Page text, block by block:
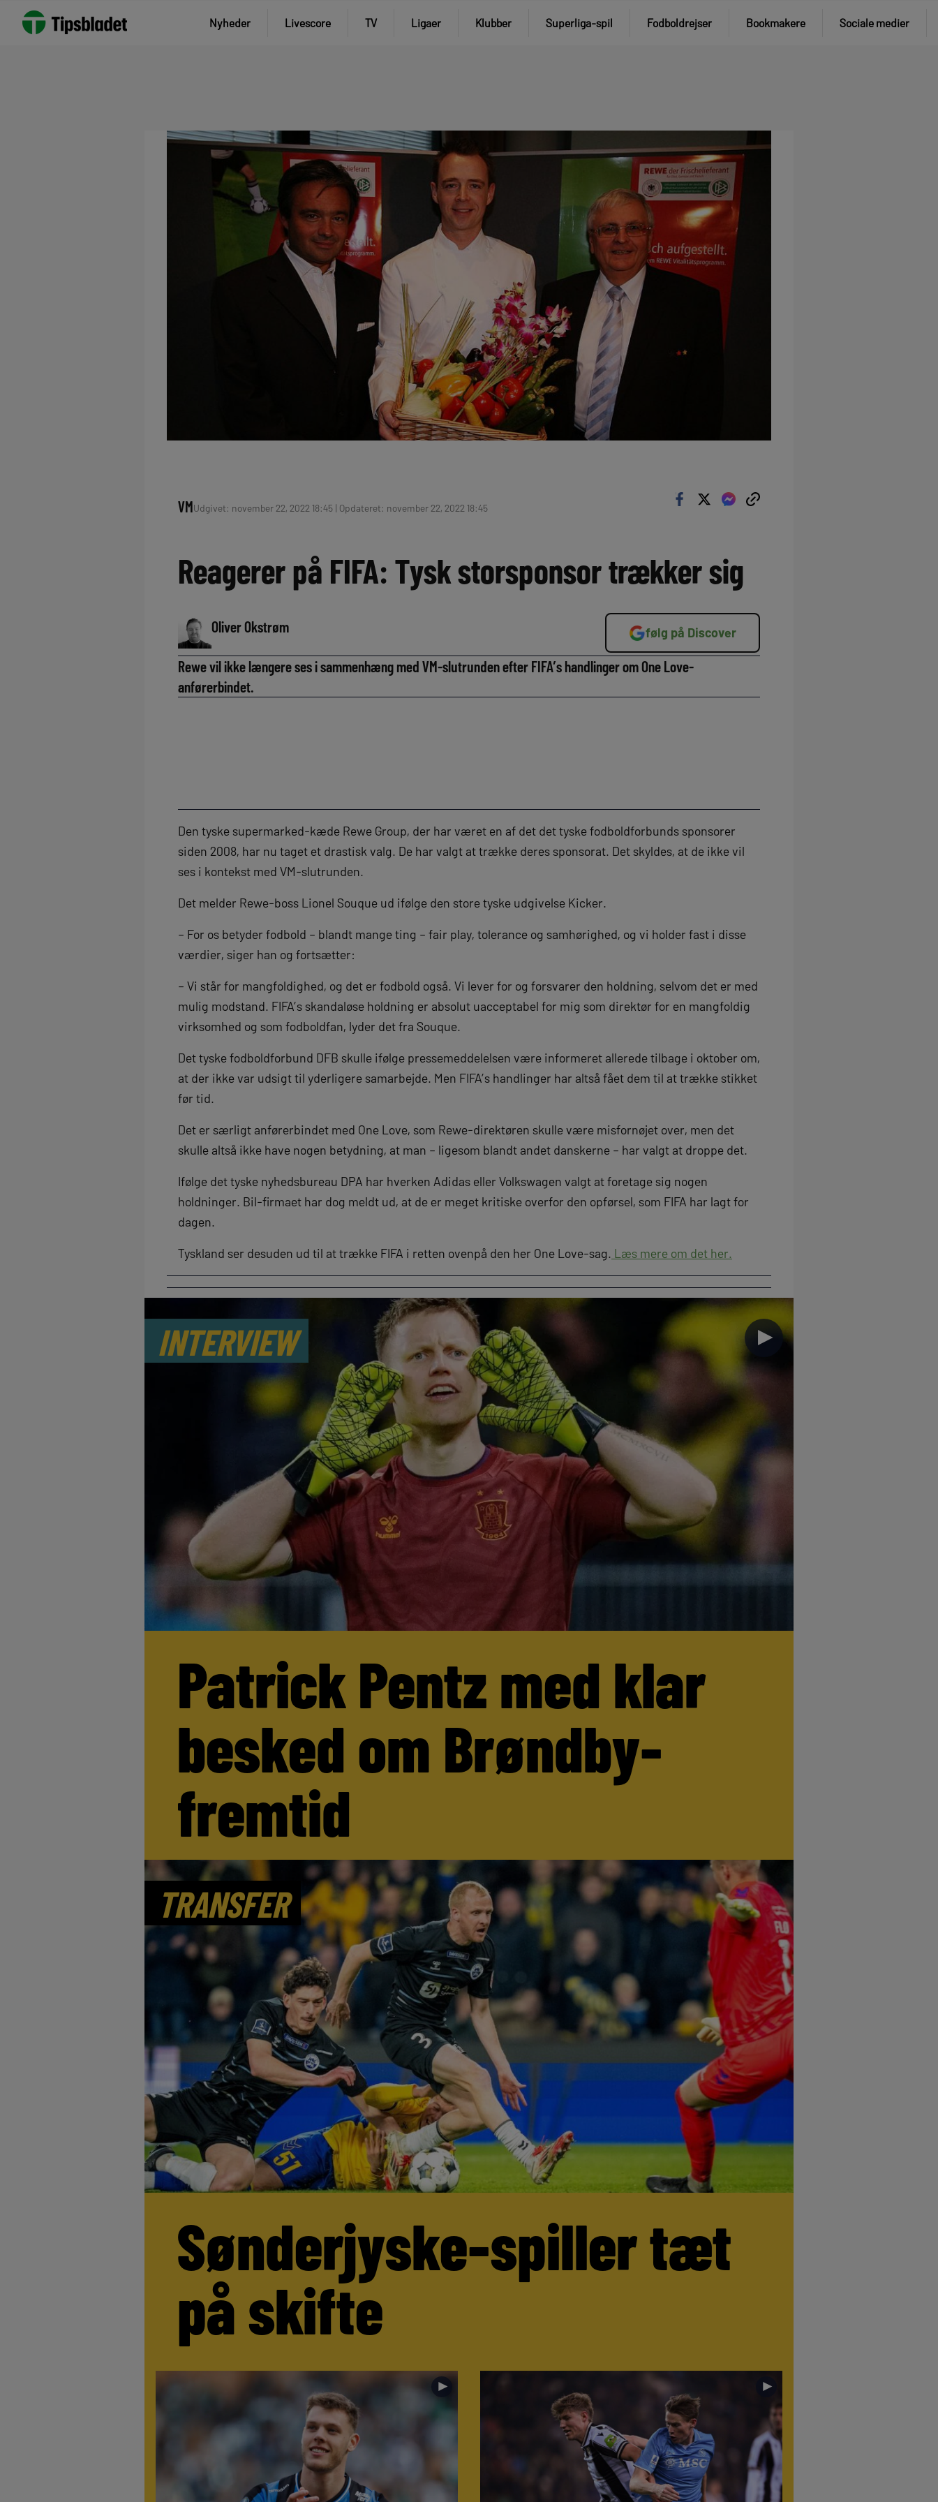
Nyheder Livescore TV Ligaer Klubber Superliga-spil Fodboldrejser Bookmakere Sociale medier
VMUdgivet: november 22, 2022 18:45 | Opdateret: november 22, 2022 18:45
Reagerer på FIFA: Tysk storsponsor trækker sig
Oliver Okstrøm følg på Discover
Rewe vil ikke længere ses i sammenhæng med VM-slutrunden efter FIFA’s handlinger om One Love-
anførerbindet.
Den tyske supermarked-kæde Rewe Group, der har været en af det det tyske fodboldforbunds sponsorer
siden 2008, har nu taget et drastisk valg. De har valgt at trække deres sponsorat. Det skyldes, at de ikke vil
ses i kontekst med VM-slutrunden.
Det melder Rewe-boss Lionel Souque ud ifølge den store tyske udgivelse Kicker.
– For os betyder fodbold – blandt mange ting – fair play, tolerance og samhørighed, og vi holder fast i disse
værdier, siger han og fortsætter:
– Vi står for mangfoldighed, og det er fodbold også. Vi lever for og forsvarer den holdning, selvom det er med
mulig modstand. FIFA’s skandaløse holdning er absolut uacceptabel for mig som direktør for en mangfoldig
virksomhed og som fodboldfan, lyder det fra Souque.
Det tyske fodboldforbund DFB skulle ifølge pressemeddelelsen være informeret allerede tilbage i oktober om,
at der ikke var udsigt til yderligere samarbejde. Men FIFA’s handlinger har altså fået dem til at trække stikket
før tid.
Det er særligt anførerbindet med One Love, som Rewe-direktøren skulle være misfornøjet over, men det
skulle altså ikke have nogen betydning, at man – ligesom blandt andet danskerne – har valgt at droppe det.
Ifølge det tyske nyhedsbureau DPA har hverken Adidas eller Volkswagen valgt at foretage sig nogen
holdninger. Bil-firmaet har dog meldt ud, at de er meget kritiske overfor den opførsel, som FIFA har lagt for
dagen.
Tyskland ser desuden ud til at trække FIFA i retten ovenpå den her One Love-sag. Læs mere om det her.
INTERVIEW ►
Patrick Pentz med klar
besked om Brøndby-
fremtid
TRANSFER
Sønderjyske-spiller tæt
på skifte
► ►